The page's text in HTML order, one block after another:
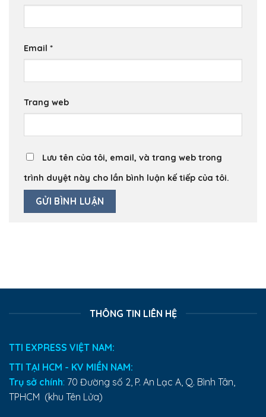
Email *
Trang web
Lưu tên của tôi, email, và trang web trong
trình duyệt này cho lần bình luận kế tiếp của tôi.
THÔNG TIN LIÊN HỆ
TTI EXPRESS VIỆT NAM:
TTI TẠI HCM - KV MIỀN NAM:
Trụ sở chính: 70 Đường số 2, P. An Lạc A, Q. Bình Tân,
TPHCM (khu Tên Lửa)